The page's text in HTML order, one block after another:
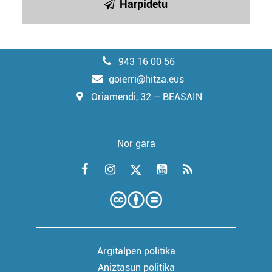
Harpidetu
943 16 00 56
goierri@hitza.eus
Oriamendi, 32 – BEASAIN
Nor gara
Argitalpen politika
Aniztasun politika